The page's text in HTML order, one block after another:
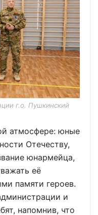
г.о. Пушкинский
атмосфере: юные
Отечеству,
юнармейца,
её
памяти героев.
и
напомнив, что